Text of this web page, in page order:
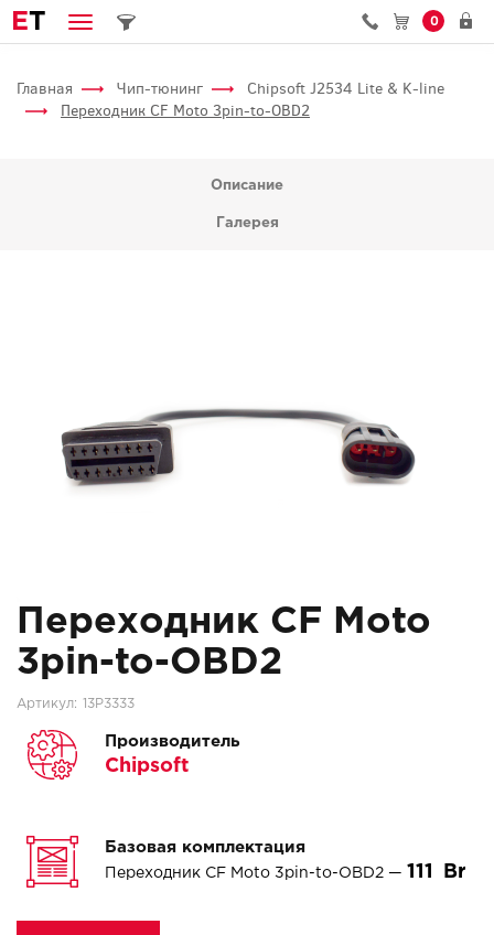
ET 0
Главная Чип-тюнинг
Chipsoft J2534 Lite & K-line
Переходник CF Moto 3pin-to-OBD2
Описание
Галерея
Переходник CF Moto
3pin-to-OBD2
Артикул: 13P3333
Производитель
Chipsoft
Базовая комплектация
Переходник CF Moto 3pin-to-OBD2 — 111